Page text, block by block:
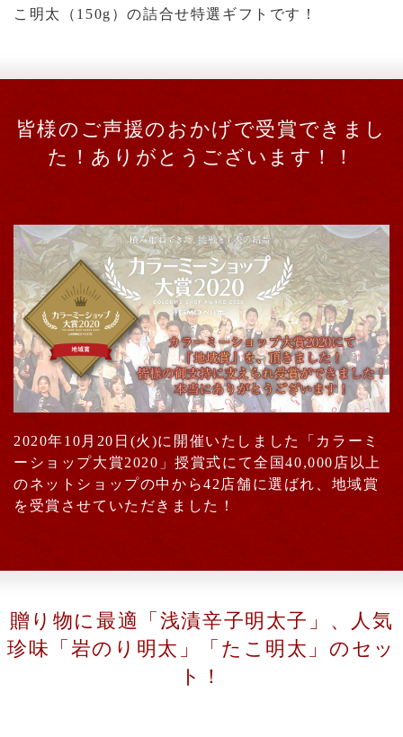
こ明太（150g）の詰合せ特選ギフトです！
皆様のご声援のおかげで受賞できまし
た！ありがとうございます！！
2020年10月20日(火)に開催いたしました「カラーミ
ーショップ大賞2020」授賞式にて全国40,000店以上
のネットショップの中から42店舗に選ばれ、地域賞
を受賞させていただきました！
贈り物に最適「浅漬辛子明太子」、人気
珍味「岩のり明太」「たこ明太」のセッ
ト！